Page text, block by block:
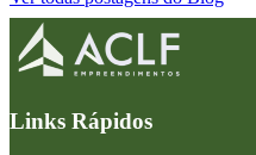
Links Rápidos